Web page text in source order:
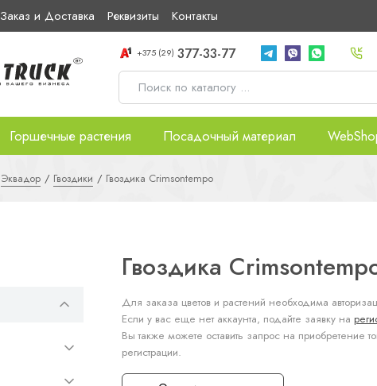
Заказ и Доставка Реквизиты Контакты
+375 (29) 377-33-77
Горшечные растения Посадочный материал
Эквадор Гвоздики Гвоздика Crimsontempo
Гвоздика
Для заказа цветов и растений необходима
Если у вас еще нет аккаунта, подайте заявку на
Вы также можете оставить запрос на приобретение
регистрации.